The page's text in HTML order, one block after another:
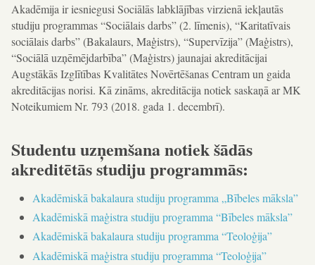
Akadēmija ir iesniegusi Sociālās labklājības virzienā iekļautās
studiju programmas “Sociālais darbs” (2. līmenis), “Karitatīvais
sociālais darbs” (Bakalaurs, Maģistrs), “Supervīzija” (Maģistrs),
“Sociālā uzņēmējdarbība” (Maģistrs) jaunajai akreditācijai
Augstākās Izglītības Kvalitātes Novērtēšanas Centram un gaida
akreditācijas norisi. Kā zināms, akreditācija notiek saskaņā ar MK
Noteikumiem Nr. 793 (2018. gada 1. decembrī).
Studentu uzņemšana notiek šādās
akreditētās studiju programmās:
Akadēmiskā bakalaura studiju programma „Bībeles māksla”
Akadēmiskā maģistra studiju programma “Bībeles māksla”
Akadēmiskā bakalaura studiju programma “Teoloģija”
Akadēmiskā maģistra studiju programma “Teoloģija”